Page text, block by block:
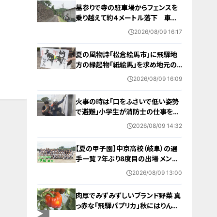
墓参りで寺の駐車場からフェンスを
乗り越えて約４メートル落下 車に
乗っていた家族３人けが 岐阜・山
2026/08/09 16:17
夏の風物詩「松倉絵馬市」に飛騨地
方の縁起物「紙絵馬」を求め地元の
人や観光客が訪れる 幸せが駆け込
2026/08/09 16:09
火事の時は「口をふさいで低い姿勢
で避難」小学生が消防士の仕事を体
2026/08/09 14:32
【夏の甲子園】中京高校（岐阜）の選
手一覧 7年ぶり8度目の出場 メンバ
ー・出身中学・特徴は？高校野球
2026/08/09 13:00
肉厚でみずみずしいブランド野菜 真
っ赤な「飛騨パプリカ」秋にはりんご